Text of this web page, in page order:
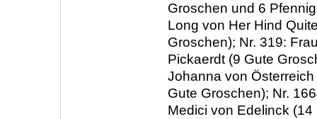
Groschen und 6
Long von Her Hind
Groschen); Nr. 319:
Pickaerdt (9 Gute
Johanna von
Gute Groschen); Nr.
Medici von Edelinck